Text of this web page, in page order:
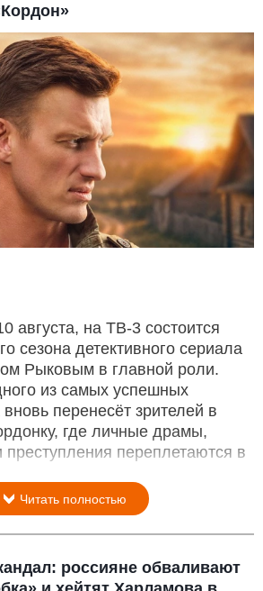
августа, на ТВ-3 состоится
сезона детективного сериала
Рыковым в главной роли.
из самых успешных
перенесёт зрителей в
где личные драмы,
переплетаются в
Читать полностью
россияне обваливают